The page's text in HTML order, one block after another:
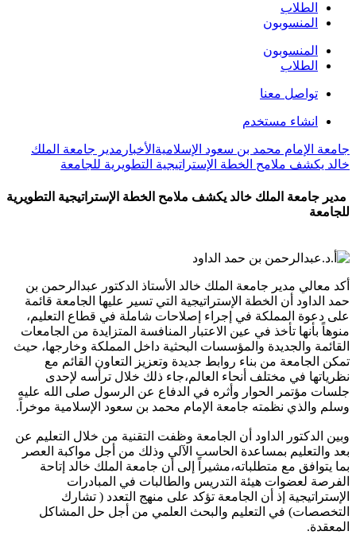
الطلاب
المنسوبون
المنسوبون
الطلاب
تواصل معنا
انشاء مستخدم
جامعة الإمام محمد بن سعود الإسلامية الأخبار مدير جامعة الملك
خالد يكشف ملامح الخطة الإستراتيجية التطويرية للجامعة
مدير جامعة الملك خالد يكشف ملامح الخطة الإستراتيجية التطويرية
للجامعة
أكد معالي مدير جامعة الملك خالد الأستاذ الدكتور عبدالرحمن بن
حمد الداود أن الخطة الإستراتيجية التي تسير عليها الجامعة قائمة
على دعوة المملكة في إجراء إصلاحات شاملة في قطاع التعليم،
منوهاً بأنها تأخذ في عين الاعتبار المنافسة المتزايدة من الجامعات
القائمة والجديدة والمؤسسات البحثية داخل المملكة وخارجها، حيث
تمكن الجامعة من بناء روابط جديدة وتعزيز التعاون القائم مع
نظرياتها في مختلف أنحاء العالم،جاء ذلك خلال ترأسه لإحدى
جلسات مؤتمر الحوار وأثره في الدفاع عن الرسول صلى الله عليه
وسلم والذي نظمته جامعة الإمام محمد بن سعود الإسلامية موخراً.
وبين الدكتور الداود أن الجامعة وظفت التقنية من خلال التعليم عن
بعد والتعليم بمساعدة الحاسب الآلي وذلك من أجل مواكبة العصر
بما يتوافق مع متطلباته،مشيراً إلى أن جامعة الملك خالد إتاحة
الفرصة لعضوات هيئة التدريس والطالبات في المبادرات
الإستراتيجية إذ أن الجامعة تؤكد على منهج التعدد ( تشارك
التخصصات) في التعليم والبحث العلمي من أجل حل المشاكل
المعقدة.